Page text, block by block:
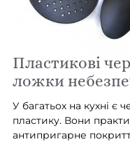
Пластикові
ложки
У багатьох на кухні є
пластику. Вони
антипригарне